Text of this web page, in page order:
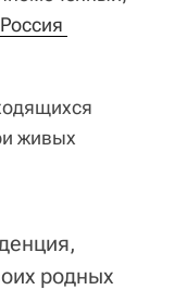
живых
родных